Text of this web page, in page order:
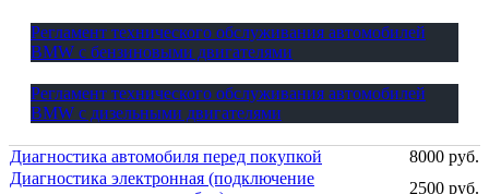
Регламент технического обслуживания автомобилей
BMW с бензиновыми двигателями
Регламент технического обслуживания автомобилей
BMW с дизельными двигателями
Диагностика автомобиля перед покупкой
8000 руб.
Диагностика электронная (подключение
2500 руб.